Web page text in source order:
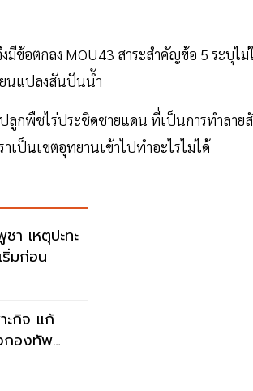
มีข้อตกลง MOU43 สาระสำคัญข้อ 5 ระบุไม่
ยนแปลงสันปันน้ำ
ลูกพืชไร่ประชิดชายแดน ที่เป็นการทำลาย
เป็นเขตอุทยานเข้าไปทำอะไรไม่ได้
า เหตุปะทะ
มก่อน
ะกิจ แก้
กองทัพ